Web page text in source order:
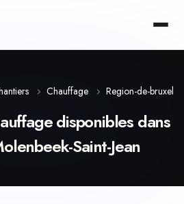
Chauffage Region-de-
disponibles dans
Saint-Jean